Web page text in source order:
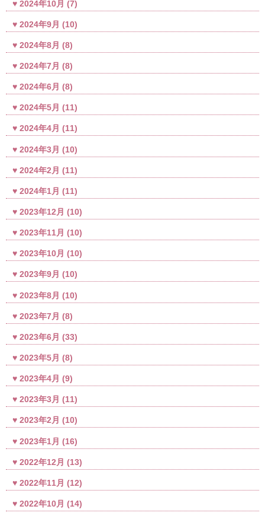
2024年10月 (7)
2024年9月 (10)
2024年8月 (8)
2024年7月 (8)
2024年6月 (8)
2024年5月 (11)
2024年4月 (11)
2024年3月 (10)
2024年2月 (11)
2024年1月 (11)
2023年12月 (10)
2023年11月 (10)
2023年10月 (10)
2023年9月 (10)
2023年8月 (10)
2023年7月 (8)
2023年6月 (33)
2023年5月 (8)
2023年4月 (9)
2023年3月 (11)
2023年2月 (10)
2023年1月 (16)
2022年12月 (13)
2022年11月 (12)
2022年10月 (14)